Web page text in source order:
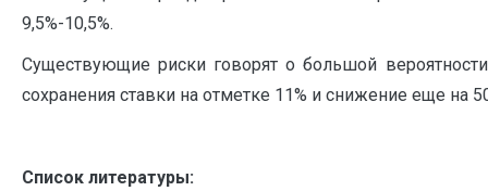
9,5%-10,5%.
Существующие риски говорят о большой
сохранения ставки на отметке 11% и снижение еще на
Список литературы: